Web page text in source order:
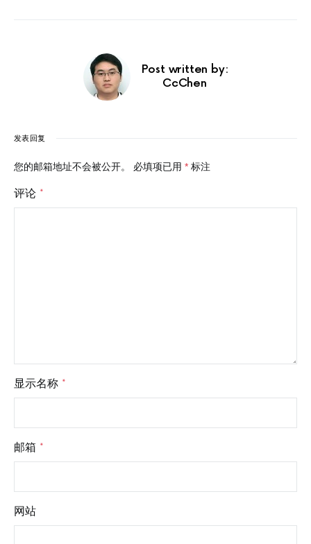
Post written by:
CcChen
发表回复
您的邮箱地址不会被公开。 必填项已用 * 标注
评论 *
显示名称 *
邮箱 *
网站